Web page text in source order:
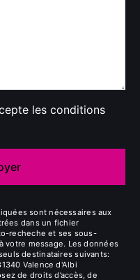
les conditions
sont nécessaires aux
dans un fichier
recheche et ses sous-
votre message. Les données
destinataires suivants:
Valence d'Albi
de droits d’accès, de